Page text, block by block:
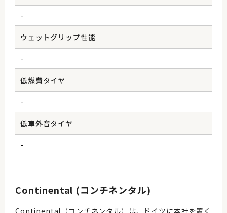
-
ウェットグリップ性能
-
低燃費タイヤ
-
低車外音タイヤ
-
Continental (コンチネンタル)